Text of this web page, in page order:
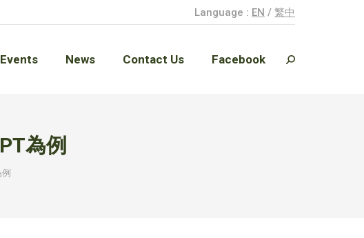
Language : EN / 繁中
Events News Contact Us Facebook Search:
為例
Events News Contact Us Facebook